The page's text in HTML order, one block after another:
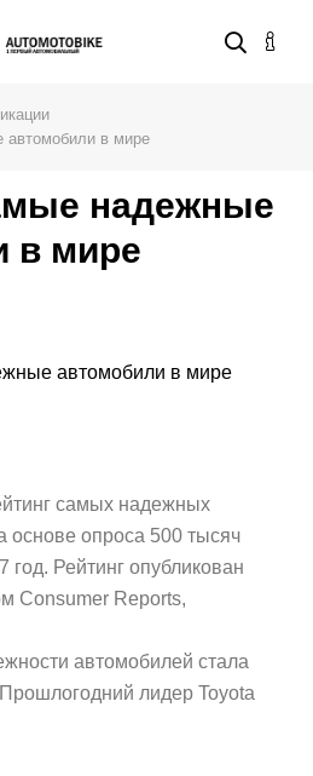
в мире
самых надежных
опроса 500 тысяч
год. Рейтинг опубликован
Consumer Reports,
автомобилей стала
лидер Toyota
надежные
в мире